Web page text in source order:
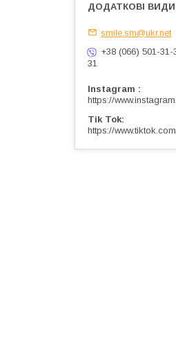
smile.sm@ukr.net
+38 (066) 501-
31
Instagram
https://
Tik Tok
https://